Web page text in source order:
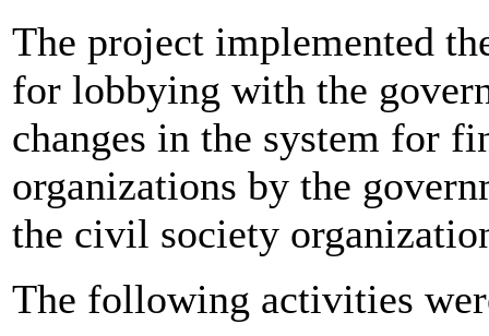
The project implemented
for lobbying with the
changes in the system for
organizations by the
the civil society
The following activities